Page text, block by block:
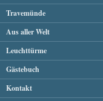
Travemünde
Aus aller Welt
Leuchttürme
Gästebuch
Kontakt